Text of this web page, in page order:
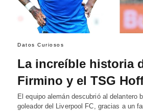
Datos Curiosos
La increíble historia
Firmino y el TSG
El equipo alemán descubrió al delantero
goleador del Liverpool FC, gracias a un